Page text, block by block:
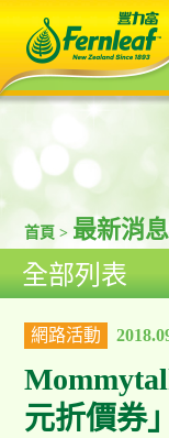
首頁 > 最新消息
全部列表
網路活動
元折價券